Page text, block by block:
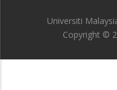
Universiti
Copyright ©